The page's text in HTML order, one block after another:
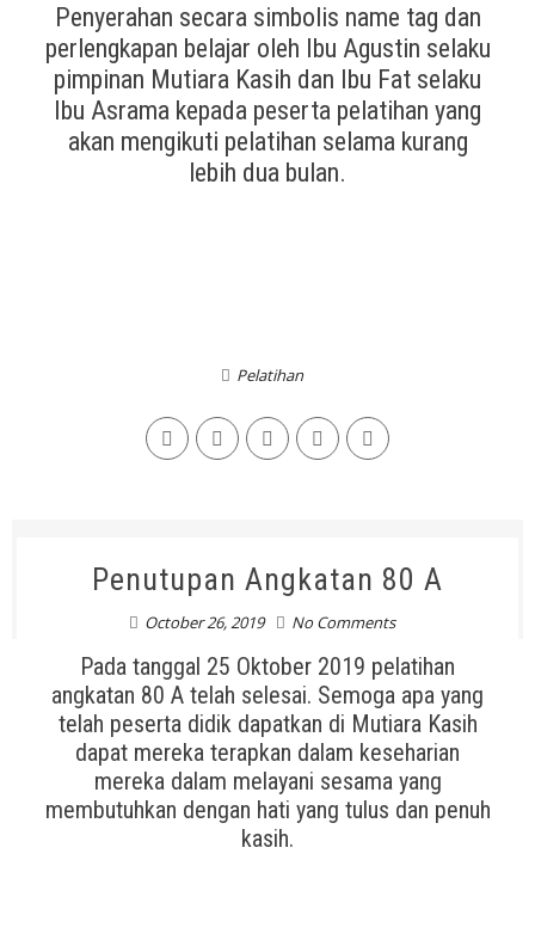
Penyerahan secara simbolis name tag dan
perlengkapan belajar oleh Ibu Agustin selaku
pimpinan Mutiara Kasih dan Ibu Fat selaku
Ibu Asrama kepada peserta pelatihan yang
akan mengikuti pelatihan selama kurang
lebih dua bulan.
Pelatihan
Penutupan Angkatan 80 A
October 26, 2019 No Comments
Pada tanggal 25 Oktober 2019 pelatihan
angkatan 80 A telah selesai. Semoga apa yang
telah peserta didik dapatkan di Mutiara Kasih
dapat mereka terapkan dalam keseharian
mereka dalam melayani sesama yang
membutuhkan dengan hati yang tulus dan penuh
kasih.